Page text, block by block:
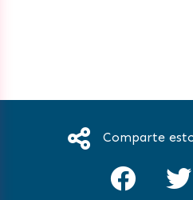
Comparte